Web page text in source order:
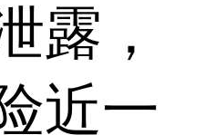
露，
近一